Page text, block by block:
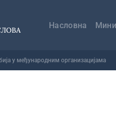
навигација
Насловна
у међународним организацијама